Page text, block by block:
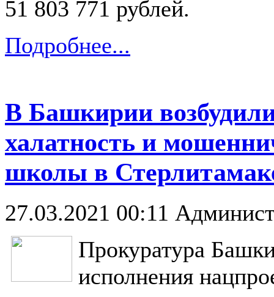
51 803 771 рублей.
Подробнее...
В Башкирии
халатность и
школы в
27.03.2021 00:11
Прокуратура
исполнения